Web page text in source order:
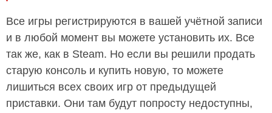
Все игры регистрируются в вашей учётной записи
и в любой момент вы можете установить их. Все
так же, как в Steam. Но если вы решили продать
старую консоль и купить новую, то можете
лишиться всех своих игр от предыдущей
приставки. Они там будут попросту недоступны,